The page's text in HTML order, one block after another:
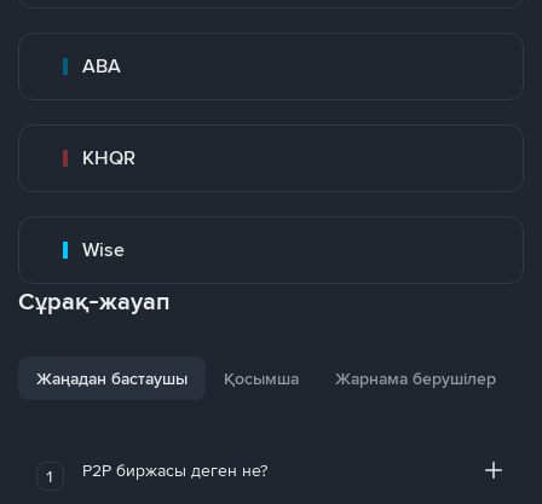
ABA
KHQR
Wise
Сұрақ-жауап
Жаңадан бастаушы Қосымша Жарнама берушілер
1 P2P биржасы деген не?